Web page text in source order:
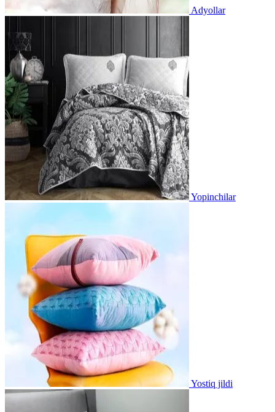
Adyollar
Yopinchilar
Yostiq jildi